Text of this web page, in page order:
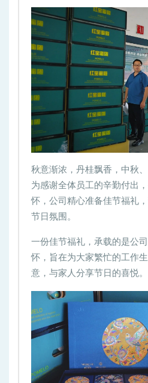
秋意渐浓，丹桂飘香，中秋
为感谢全体员工的辛勤付出
怀，公司精心准备佳节福礼
节日氛围。
一份佳节福礼，承载的是公
怀，旨在为大家繁忙的工作
意，与家人分享节日的喜悦。